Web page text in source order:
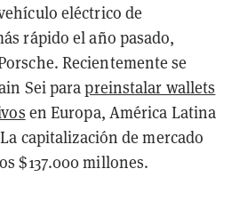
eléctrico de
rápido el año pasado,
Recientemente se
Sei parapreinstalar wallets
en Europa, América Latina
capitalización de mercado
$137.000 millones.